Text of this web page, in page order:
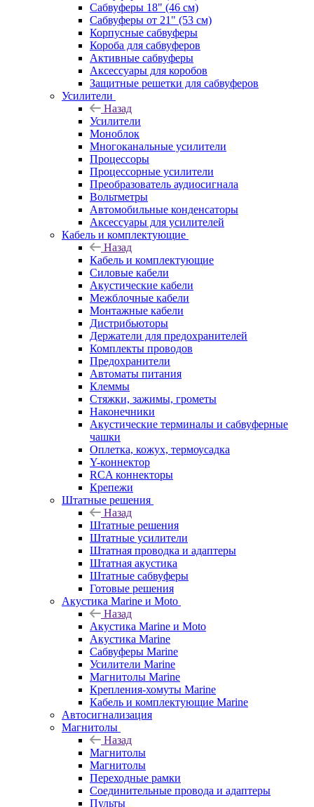
Сабвуферы 18" (46 см)
Сабвуферы от 21" (53 см)
Корпусные сабвуферы
Короба для сабвуферов
Активные сабвуферы
Аксессуары для коробов
Защитные решетки для сабвуферов
Усилители
Назад
Усилители
Моноблок
Многоканальные усилители
Процессоры
Процессорные усилители
Преобразователь аудиосигнала
Вольтметры
Автомобильные конденсаторы
Аксессуары для усилителей
Кабель и комплектующие
Назад
Кабель и комплектующие
Силовые кабели
Акустические кабели
Межблочные кабели
Монтажные кабели
Дистрибьюторы
Держатели для предохранителей
Комплекты проводов
Предохранители
Автоматы питания
Клеммы
Стяжки, зажимы, грометы
Наконечники
Акустические терминалы и сабвуферные
чашки
Оплетка, кожух, термоусадка
Y-коннектор
RCA коннекторы
Крепежи
Штатные решения
Назад
Штатные решения
Штатные усилители
Штатная проводка и адаптеры
Штатная акустика
Штатные сабвуферы
Готовые решения
Акустика Marine и Moto
Назад
Акустика Marine и Moto
Акустика Marine
Сабвуферы Marine
Усилители Marine
Магнитолы Marine
Крепления-хомуты Marine
Кабель и комплектующие Marine
Автосигнализация
Магнитолы
Назад
Магнитолы
Магнитолы
Переходные рамки
Соединительные провода и адаптеры
Пульты